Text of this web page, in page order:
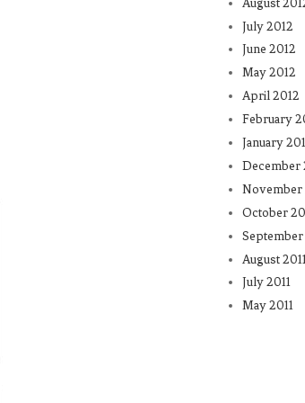
July 2012
June 2012
May 2012
April 2012
February
January
December
November
October
September
August
July 2011
May 2011